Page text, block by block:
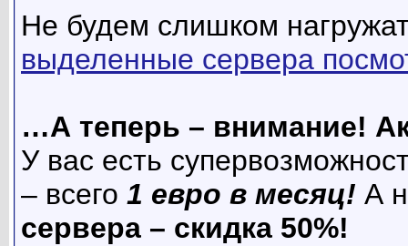
Не будем слишком
выделенные сервера
…А теперь – внимание!
У вас есть
– всего 1 евро в месяц! А
сервера – скидка 50%!